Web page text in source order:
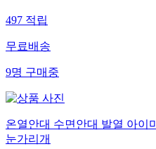
497적립
무료배송
9명구매중
온열안대 수면안대 발열 아이
눈가리개